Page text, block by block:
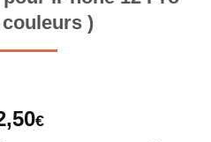
couleurs )
€